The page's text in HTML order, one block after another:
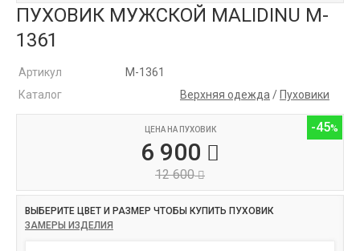
ПУХОВИК МУЖСКОЙ MALIDINU M-
1361
Артикул
M-1361
Каталог
Верхняя одежда / Пуховики
-45
ЦЕНА НА ПУХОВИК
6 900
12 600
ВЫБЕРИТЕ ЦВЕТ И РАЗМЕР ЧТОБЫ КУПИТЬ ПУХОВИК
ЗАМЕРЫ ИЗДЕЛИЯ